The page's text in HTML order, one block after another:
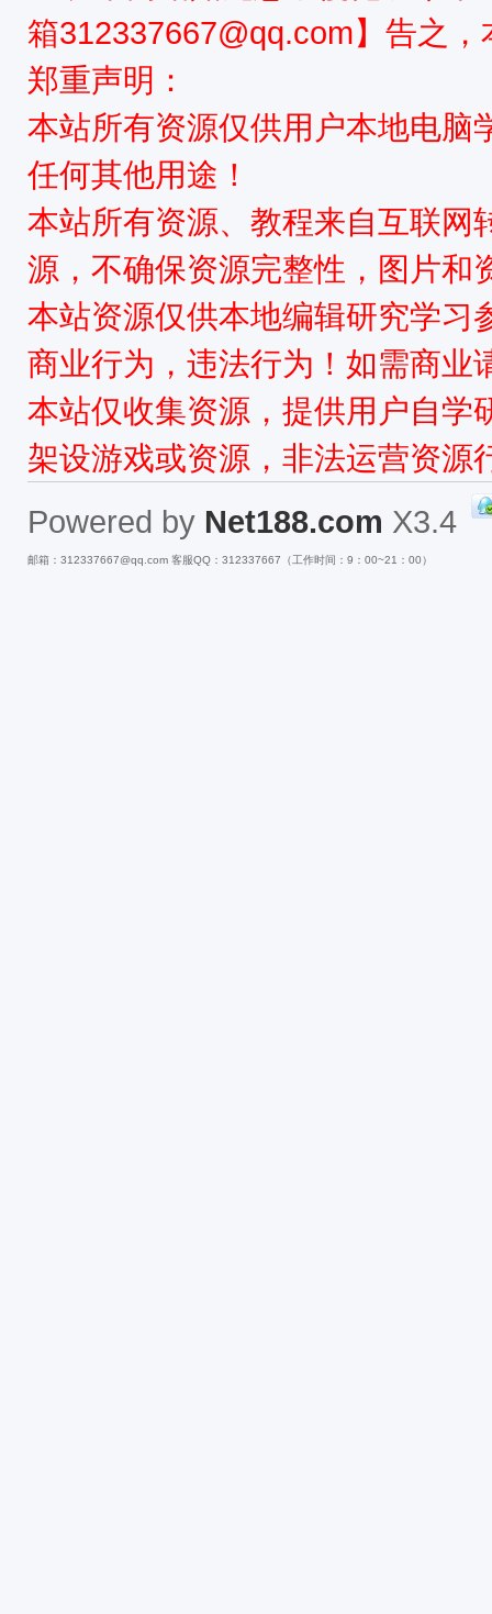
箱312337667@qq.com】告之
郑重声明：
本站所有资源仅供用户本地电脑
任何其他用途！
本站所有资源、教程来自互联网
源，不确保资源完整性，图片和
本站资源仅供本地编辑研究学习
商业行为，违法行为！如需商业
本站仅收集资源，提供用户自学
架设游戏或资源，非法运营资源
Powered by Net188.com X3.4
邮箱：312337667@qq.com 客服QQ：312337667（工作时间：9：00~21：00）